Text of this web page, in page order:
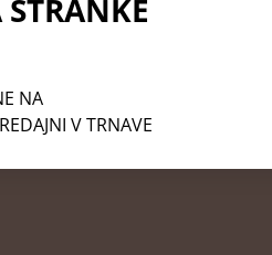
NA
V TRNAVE